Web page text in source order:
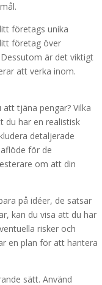
företags unika
företag över
är det viktigt
att verka inom.
tjäna pengar? Vilka
du har en realistisk
detaljerade
för de
om att din
på idéer, de satsar
kan du visa att du har
risker och
en plan för att hantera
sätt. Använd